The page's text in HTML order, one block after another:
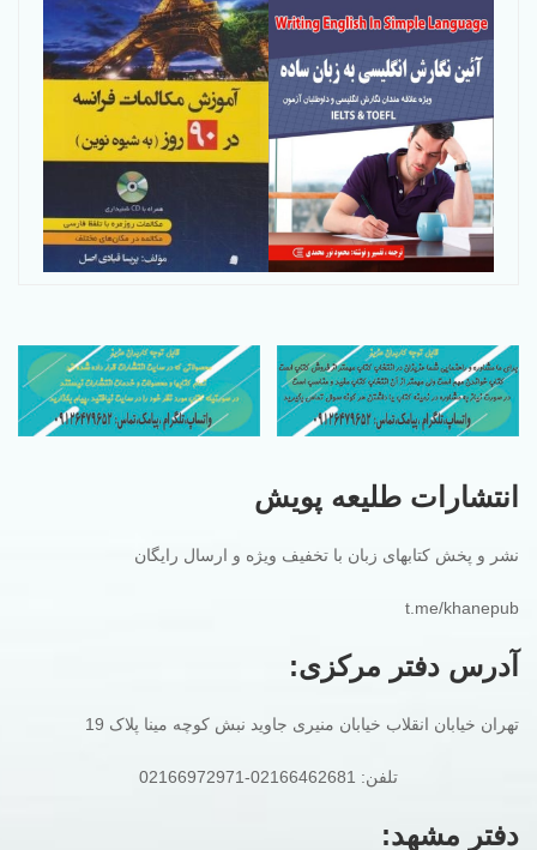
انتشارات طلیعه پویش
نشر و پخش کتابهای زبان با تخفیف ویژه و ارسال رایگان
t.me/khanepub
آدرس دفتر مرکزی:
تهران خیابان انقلاب خیابان منیری جاوید نبش کوچه مینا پلاک 19
تلفن: 02166462681-02166972971
دفتر مشهد: